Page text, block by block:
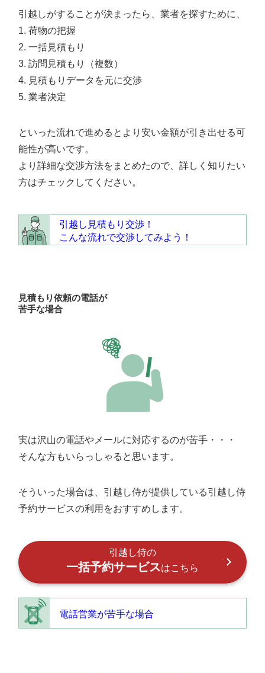
引越しがすることが決まったら、業者を探すために、
荷物の把握
一括見積もり
訪問見積もり（複数）
見積もりデータを元に交渉
業者決定
といった流れで進めるとより安い金額が引き出せる可
能性が高いです。
より詳細な交渉方法をまとめたので、詳しく知りたい
方はチェックしてください。
引越し見積もり交渉！
こんな流れで交渉してみよう！
見積もり依頼の電話が
苦手な場合
実は沢山の電話やメールに対応するのが苦手・・・
そんな方もいらっしゃると思います。
そういった場合は、引越し侍が提供している引越し侍
予約サービスの利用をおすすめします。
引越し侍の
一括予約サービスはこちら
電話営業が苦手な場合